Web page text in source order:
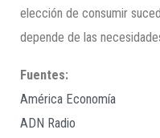
elección de consumir
depende de las
Fuentes:
América Economía
ADN Radio